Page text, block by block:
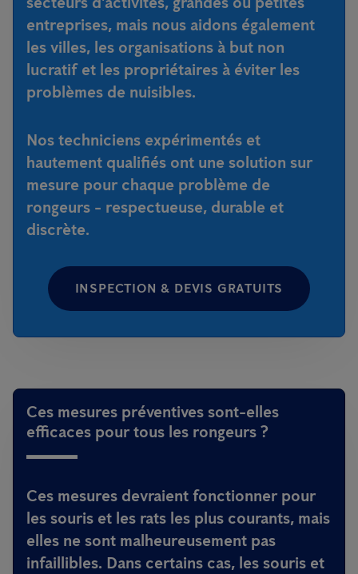
entreprises, mais nous aidons également
les villes, les organisations à but non
lucratif et les propriétaires à éviter les
problèmes de nuisibles.
Nos techniciens expérimentés et
hautement qualifiés ont une solution sur
mesure pour chaque problème de
rongeurs - respectueuse, durable et
discrète.
INSPECTION & DEVIS GRATUITS
Ces mesures préventives sont-elles
efficaces pour tous les rongeurs ?
Ces mesures devraient fonctionner pour
les souris et les rats les plus courants, mais
elles ne sont malheureusement pas
infaillibles. Dans certains cas, les souris et